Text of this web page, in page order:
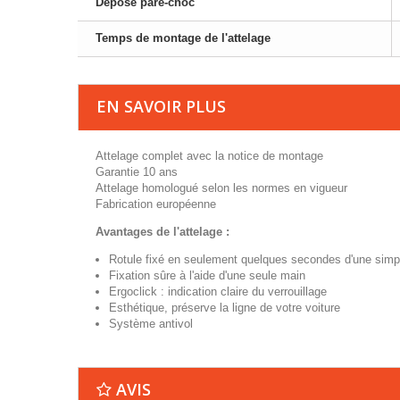
Temps de montage de l'attelage
EN SAVOIR PLUS
Attelage complet avec la notice de montage
Garantie 10 ans
Attelage homologué selon les normes en vigueur
Fabrication européenne
Avantages de l'attelage :
Rotule fixé en seulement quelques secondes d'une
Fixation sûre à l'aide d'une seule main
Ergoclick : indication claire du verrouillage
Esthétique, préserve la ligne de votre voiture
Système antivol
AVIS